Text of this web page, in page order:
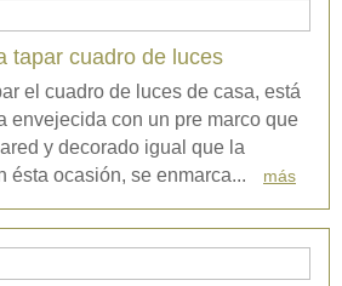
tapar cuadro de luces
el cuadro de luces de casa, está
envejecida con un pre marco que
y decorado igual que la
ésta ocasión, se enmarca...
más